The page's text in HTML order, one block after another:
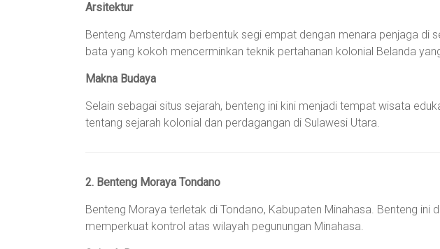
Arsitektur
Benteng Amsterdam berbentuk segi empat dengan menara penjaga di
bata yang kokoh mencerminkan teknik pertahanan kolonial Belanda
Makna Budaya
Selain sebagai situs sejarah, benteng ini kini menjadi tempat wisata
tentang sejarah kolonial dan perdagangan di Sulawesi Utara.
2. Benteng Moraya Tondano
Benteng Moraya terletak di Tondano, Kabupaten Minahasa. Benteng ini
memperkuat kontrol atas wilayah pegunungan Minahasa.